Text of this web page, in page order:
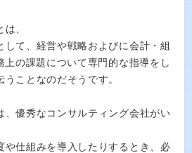
、
して、経営や戦略およびに会計・組
の課題について専門的な指導をし
ことなのだそうです。
、優秀なコンサルティング会社がい
や仕組みを導入したりするとき、必